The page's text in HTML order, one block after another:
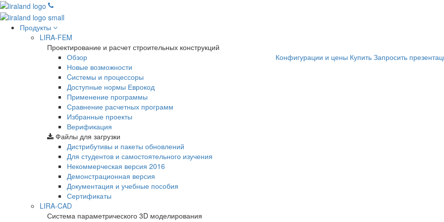
Продукты
LIRA-FEM
Проектирование и расчет строительных конструкций
Обзор
Новые возможности
Cистемы и процессоры
Доступные нормы Еврокод
Применение программы
Сравнение расчетных программ
Избранные проекты
Верификация
Конфигурации и цены Купить Запросить
Файлы для загрузки
Дистрибутивы и пакеты обновлений
Для студентов и самостоятельного изучения
Некоммерческая версия 2016
Демонстрационная версия
Документация и учебные пособия
Сертификаты
LIRA-CAD
Система параметрического 3D моделирования